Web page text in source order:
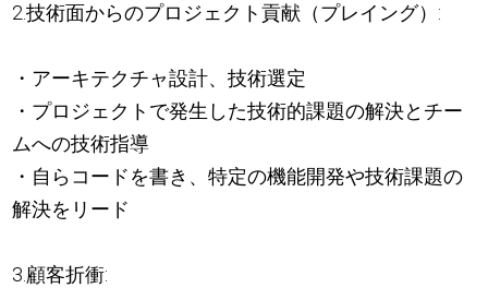
2.技術面からのプロジェクト貢献（プレイング）:
・アーキテクチャ設計、技術選定
・プロジェクトで発生した技術的課題の解決とチー
ムへの技術指導
・自らコードを書き、特定の機能開発や技術課題の
解決をリード
3.顧客折衝: